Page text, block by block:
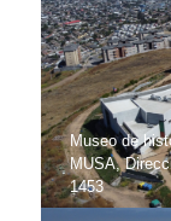
Museo de
MUSA,
1453